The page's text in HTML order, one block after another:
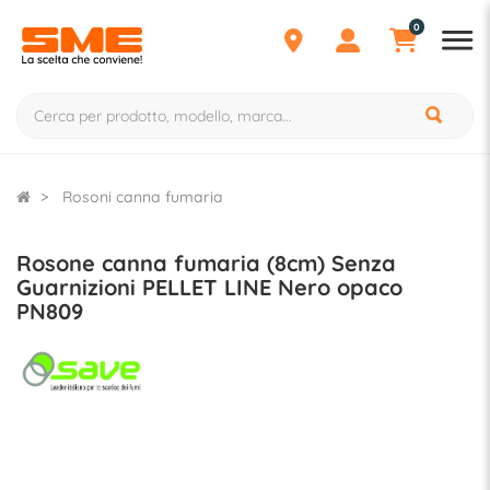
0
Rosoni canna fumaria
Rosone canna fumaria (8cm) Senza
Guarnizioni PELLET LINE Nero opaco
PN809